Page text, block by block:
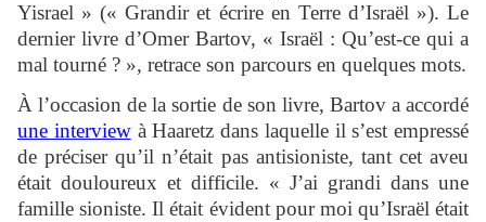
Yisrael » (« Grandir et écrire en Terre d’Israël »). Le
dernier livre d’Omer Bartov, « Israël : Qu’est-ce qui a
mal tourné ? », retrace son parcours en quelques mots.
À l’occasion de la sortie de son livre, Bartov a accordé
une interviewà Haaretz dans laquelle il s’est empressé
de préciser qu’il n’était pas antisioniste, tant cet aveu
était douloureux et difficile. « J’ai grandi dans une
famille sioniste. Il était évident pour moi qu’Israël était